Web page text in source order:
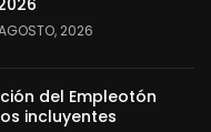
2026
del Empleotón
incluyentes